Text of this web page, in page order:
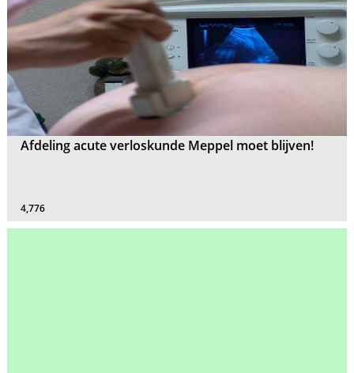
Afdeling acute verloskunde Meppel moet blijven!
4,776